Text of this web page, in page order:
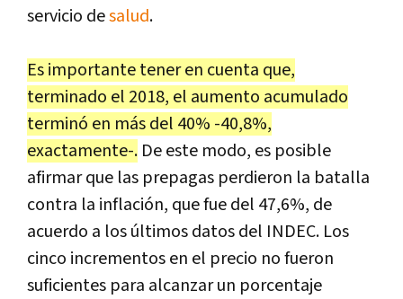
servicio desalud.
Es importante tener en cuenta que,
terminado el 2018, el aumento acumulado
terminó en más del 40% -40,8%,
exactamente-. De este modo, es posible
afirmar que las prepagas perdieron la batalla
contra la inflación, que fue del 47,6%, de
acuerdo a los últimos datos del INDEC. Los
cinco incrementos en el precio no fueron
suficientes para alcanzar un porcentaje